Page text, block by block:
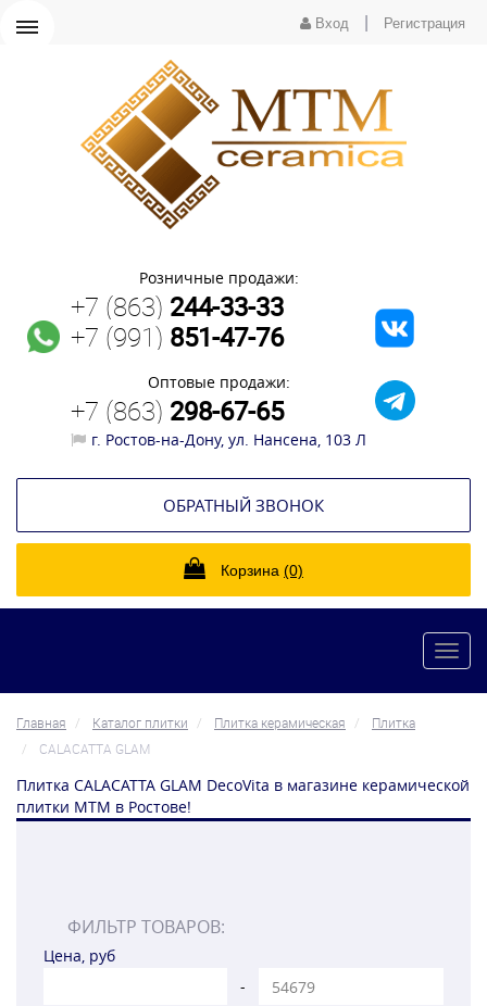
Вход Регистрация
Розничные продажи:
+7 (863) 244-33-33
+7 (991) 851-47-76
Оптовые продажи:
+7 (863) 298-67-65
г. Ростов-на-Дону, ул. Нансена, 103 Л
ОБРАТНЫЙ ЗВОНОК
Корзина (0)
Главная Каталог плитки Плитка керамическая
Плитка
CALACATTA GLAM
Плитка CALACATTA GLAM DecoVita в магазине керамической
плитки МТМ в Ростове!
ФИЛЬТР ТОВАРОВ:
Цена, руб
-